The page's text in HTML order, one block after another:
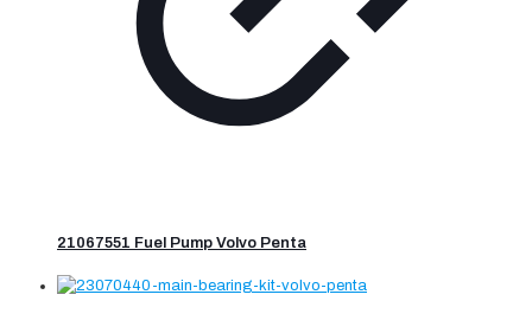
21067551 Fuel Pump Volvo Penta